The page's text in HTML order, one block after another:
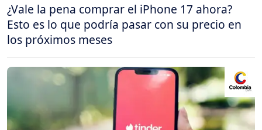
¿Vale la pena comprar el iPhone 17 ahora?
Esto es lo que podría pasar con su precio en
los próximos meses